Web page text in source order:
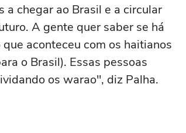
chegar ao Brasil e a circular
A gente quer saber se há
aconteceu com os haitianos
o Brasil). Essas pessoas
os warao", diz Palha.